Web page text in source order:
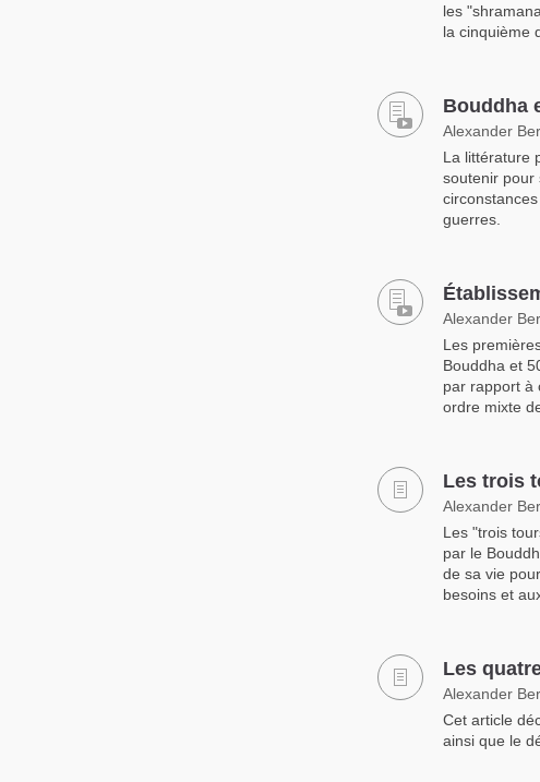
les
la cinquième
Bouddha
Alexander
La littérature
soutenir pour
guerres.
Alexander
Les
Bouddha et
par rapport à
ordre mixte
Les trois
Alexander
Les "trois
par le
de sa vie
besoins et
Les
Alexander
Cet article
ainsi que le